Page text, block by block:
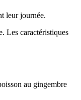
leur journée.
Les caractéristiques
au gingembre